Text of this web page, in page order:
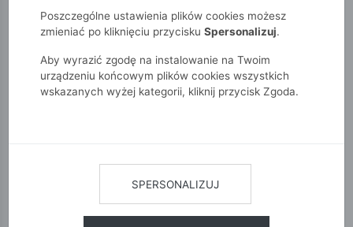
KOMINY, SZALIKI,
RĘKAWICZKI
POKAŻ FILTRY
Poszczególne ustawienia plików cookies możesz
zmieniać po kliknięciu przycisku Spersonalizuj.
Aby wyrazić zgodę na instalowanie na Twoim
urządzeniu końcowym plików cookies wszystkich
wskazanych wyżej kategorii, kliknij przycisk Zgoda.
SPERSONALIZUJ